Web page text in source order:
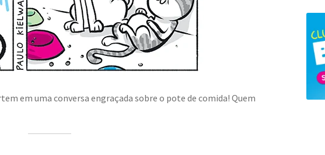
em uma conversa engraçada sobre o pote de comida! Quem